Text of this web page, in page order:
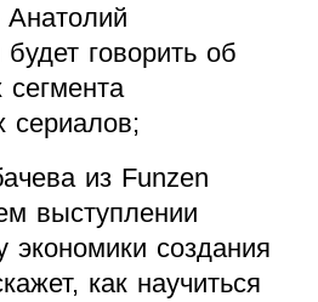
говорить об
сегмента
сериалов;
из Funzen
выступлении
экономики создания
как научиться